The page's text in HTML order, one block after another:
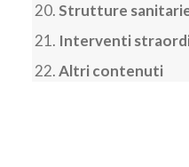
Strutture
Interventi
Altri contenuti